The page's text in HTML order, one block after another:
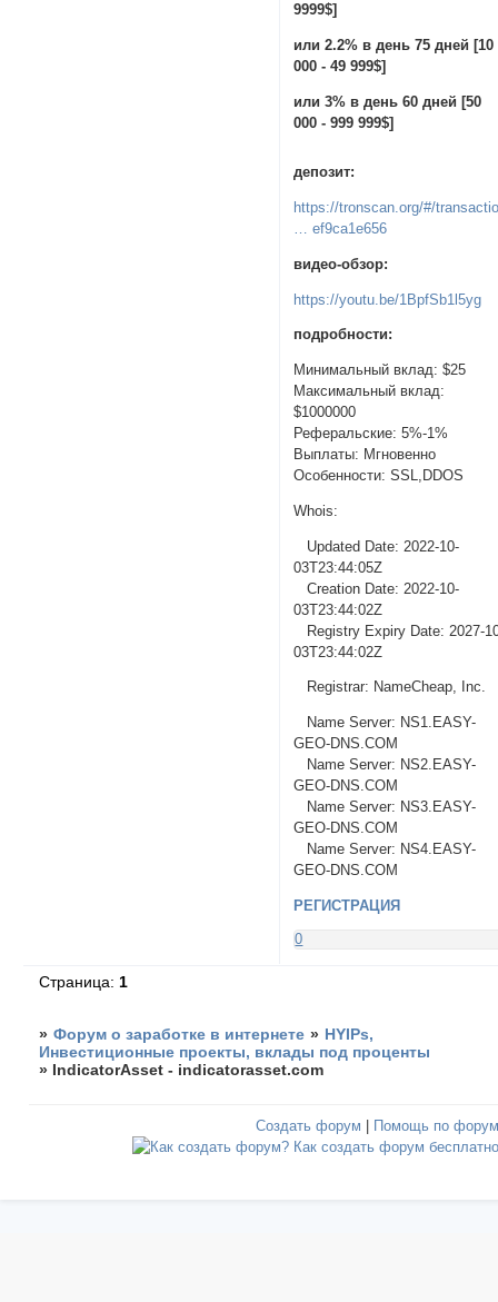
9999$]
или 2.2% в день 75 дней [10
000 - 49 999$]
или 3% в день 60 дней [50
000 - 999 999$]
депозит:
https://tronscan.org/#/
… ef9ca1e656
видео-обзор:
https://youtu.be/1BpfSb1l5yg
подробности:
Минимальный вклад: $25
Максимальный вклад:
$1000000
Реферальские: 5%-1%
Выплаты: Мгновенно
Особенности: SSL,DDOS
Whois:
Updated Date: 2022-10-
03T23:44:05Z
Creation Date: 2022-10-
03T23:44:02Z
Registry Expiry Date: 2027-
03T23:44:02Z
Registrar: NameCheap, Inc.
Name Server: NS1.EASY-
GEO-DNS.COM
Name Server: NS2.EASY-
GEO-DNS.COM
Name Server: NS3.EASY-
GEO-DNS.COM
Name Server: NS4.EASY-
GEO-DNS.COM
РЕГИСТРАЦИЯ
0
Страница: 1
» Форум о заработке в интернете » HYIPs,
Инвестиционные проекты, вклады под проценты
» IndicatorAsset - indicatorasset.com
Создать форум Помощь по